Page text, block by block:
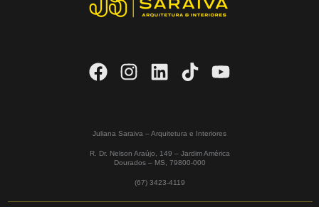
Juliana Saraiva – Arquitetura e Interiores
R. Dr. Nelson Araújo, 149 – Jardim América
Dourados – MS, 79800-000
(67) 3423-4119